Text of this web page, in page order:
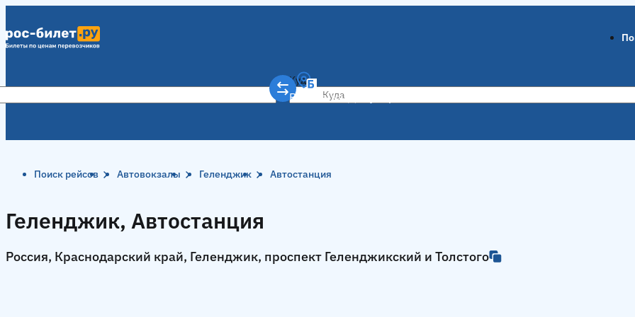
Куда
Ростов-на-Дону
Поиск рейсов Автовокзалы Геленджик Автостанция
Геленджик, Автостанция
Россия, Краснодарский край, Геленджик, проспект Геленджикский и Толстого